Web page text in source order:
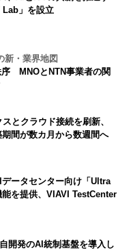
」を設立
新・業界地図
序 MNOとNTN事業者の関
とクラウド接続を刷新、
間が数カ月から数週間へ
ータセンター向け「Ultra
を提供、VIAVI TestCenter
開発のAI統制基盤を導入し